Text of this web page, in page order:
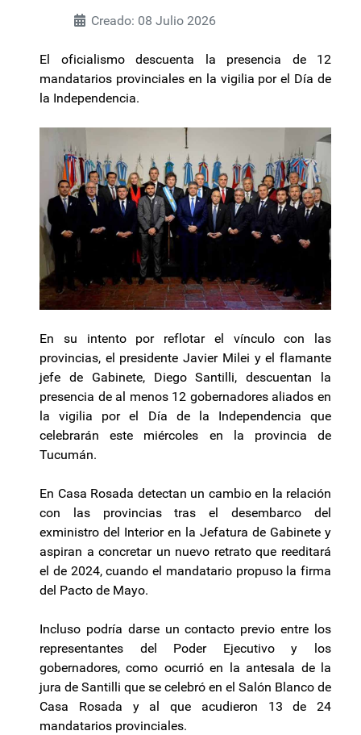
Creado: 08 Julio 2026
El oficialismo descuenta la presencia de 12
mandatarios provinciales en la vigilia por el Día de
la Independencia.
En su intento por reflotar el vínculo con las
provincias, el presidente Javier Milei y el flamante
jefe de Gabinete, Diego Santilli, descuentan la
presencia de al menos 12 gobernadores aliados en
la vigilia por el Día de la Independencia que
celebrarán este miércoles en la provincia de
Tucumán.
En Casa Rosada detectan un cambio en la relación
con las provincias tras el desembarco del
exministro del Interior en la Jefatura de Gabinete y
aspiran a concretar un nuevo retrato que reeditará
el de 2024, cuando el mandatario propuso la firma
del Pacto de Mayo.
Incluso podría darse un contacto previo entre los
representantes del Poder Ejecutivo y los
gobernadores, como ocurrió en la antesala de la
jura de Santilli que se celebró en el Salón Blanco de
Casa Rosada y al que acudieron 13 de 24
mandatarios provinciales.